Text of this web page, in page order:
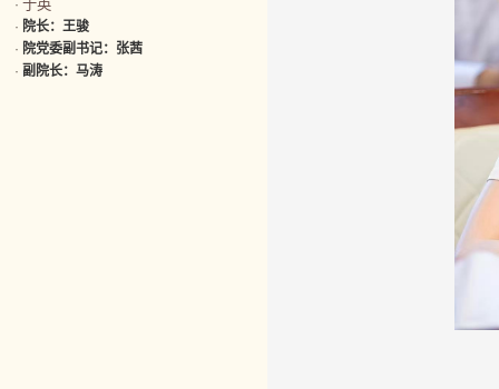
· 于英
· 院长：王骏
· 院党委副书记：张茜
· 副院长：马涛